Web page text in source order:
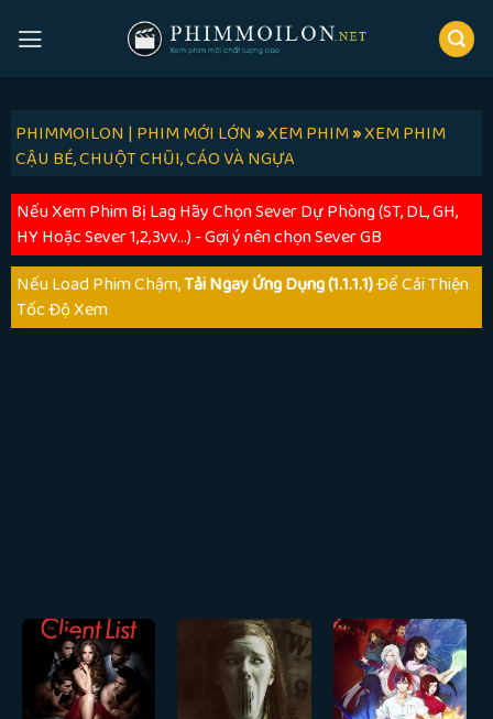
PHIMMOILON | PHIM MỚI LỚN»XEM PHIM»XEM PHIM
CẬU BÉ, CHUỘT CHŨI, CÁO VÀ NGỰA
Nếu Xem Phim Bị Lag Hãy Chọn Sever Dự Phòng (ST, DL, GH,
HY Hoặc Sever 1,2,3vv...) - Gợi ý nên chọn Sever GB
Nếu Load Phim Chậm,Tải Ngay Ứng Dụng (1.1.1.1)Để Cải Thiện
Tốc Độ Xem